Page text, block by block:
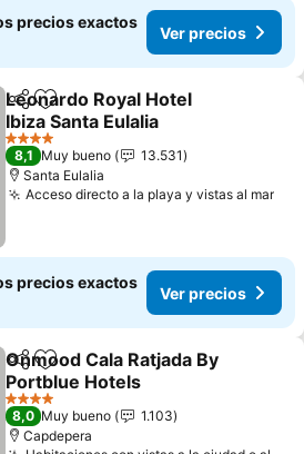
precios exactos
Ver precios
CompartirAgregar a favoritos
Leonardo Royal Hotel
Ibiza Santa Eulalia
4 Estrellas
8,1 Muy bueno
13.531
Santa Eulalia
Acceso directo a la playa y vistas al mar
precios exactos
Ver precios
CompartirAgregar a favoritos
Onmood Cala Ratjada By
Portblue Hotels
4 Estrellas
8,0 Muy bueno
1.103
Capdepera